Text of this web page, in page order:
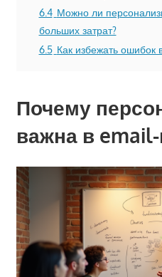
6.4 Можно ли
больших затрат?
6.5 Как избежать ошибок
Почему
важна в email-